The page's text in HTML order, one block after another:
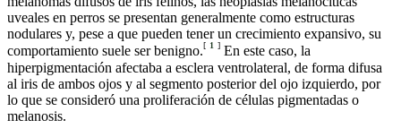
uveales en perros se presentan generalmente como estructuras
nodulares y, pese a que pueden tener un crecimiento expansivo, su
comportamiento suele ser benigno.[ 1 ] En este caso, la
hiperpigmentación afectaba a esclera ventrolateral, de forma difusa
al iris de ambos ojos y al segmento posterior del ojo izquierdo, por
lo que se consideró una proliferación de células pigmentadas o
melanosis.